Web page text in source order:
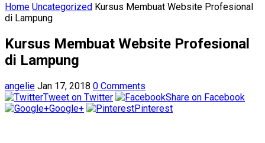
Home Uncategorized Kursus Membuat Website Profesional
di Lampung
Kursus Membuat Website Profesional
di Lampung
angelie Jan 17, 2018 0 Comments
Tweet on Twitter
Share on Facebook
Google+
Pinterest